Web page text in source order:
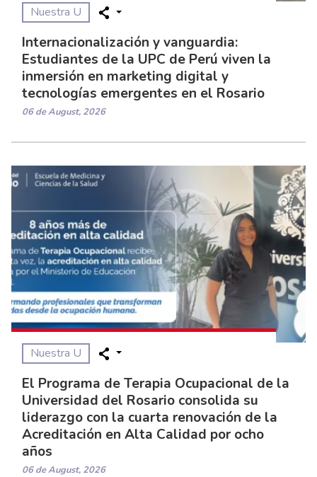
Nuestra U
Internacionalización y vanguardia:
Estudiantes de la UPC de Perú viven la
inmersión en marketing digital y
tecnologías emergentes en el Rosario
06 de August, 2026
Nuestra U
El Programa de Terapia Ocupacional de la
Universidad del Rosario consolida su
liderazgo con la cuarta renovación de la
Acreditación en Alta Calidad por ocho
años
06 de August, 2026